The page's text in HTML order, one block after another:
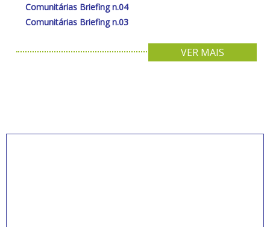
Comunitárias Briefing n.04
Comunitárias Briefing n.03
VER MAIS